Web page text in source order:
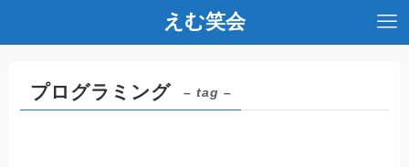
えむ笑会
プログラミング – tag –